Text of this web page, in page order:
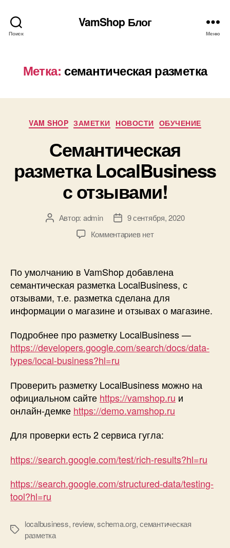
Поиск
VamShop Блог
Меню
Метка: семантическая разметка
Рубрики
VAM SHOP ЗАМЕТКИ НОВОСТИ ОБУЧЕНИЕ
Семантическая
разметка LocalBusiness
с отзывами!
АвторАвтор: admin
Дата9 сентября, 2020
Комментариевк
разметка
LocalBusiness
с
отзывами!
нет
По умолчанию в VamShop добавлена
семантическая разметка LocalBusiness, с
отзывами, т.е. разметка сделана для
информации о магазине и отзывах о магазине.
Подробнее про разметку LocalBusiness —
https://developers.google.com/search/docs/data-
types/local-business?hl=ru
Проверить разметку LocalBusiness можно на
официальном сайте https://vamshop.ru и
онлайн-демке https://demo.vamshop.ru
Для проверки есть 2 сервиса гугла:
https://search.google.com/test/rich-results?hl=ru
https://search.google.com/structured-data/testing-
tool?hl=ru
Метки
localbusiness, review,schema.org,семантическая
разметка